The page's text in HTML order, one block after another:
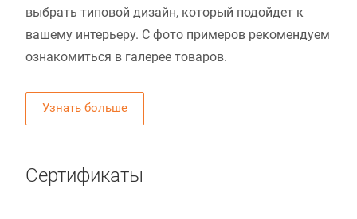
выбрать типовой дизайн, который подойдет к
вашему интерьеру. С фото примеров рекомендуем
ознакомиться в галерее товаров.
Узнать больше
Сертификаты